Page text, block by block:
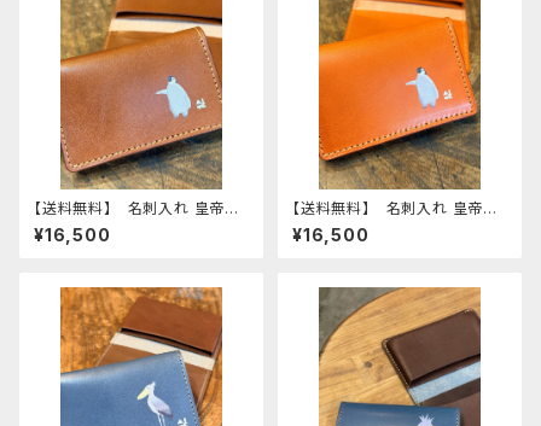
【送料無料】 名刺入れ 皇帝ペ
ンギン ひな ブラウン Brow
n 栃木レザー エンペラー
¥16,500
【送料無料】 名刺入れ 皇帝ペ
ンギン ひな レッドブラウン
RedBrown 栃木レザー エ
¥16,500